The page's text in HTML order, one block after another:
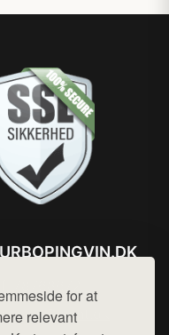
for at
relevant
hej@want.dk